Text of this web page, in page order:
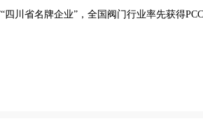
川省名牌企业”，全国阀门行业率先获得